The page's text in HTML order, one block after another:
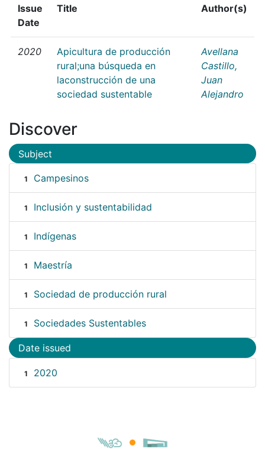
Issue
Date
Title Author(s)
2020
Apicultura de producción
rural;una búsqueda en
laconstrucción de una
sociedad sustentable
Avellana
Castillo,
Juan
Alejandro
Discover
Subject
1 Campesinos
1 Inclusión y sustentabilidad
1 Indígenas
1 Maestría
1 Sociedad de producción rural
1 Sociedades Sustentables
Date issued
1 2020